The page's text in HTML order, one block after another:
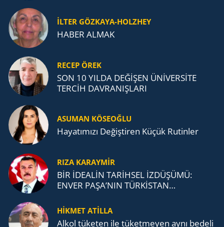
İLTER GÖZKAYA-HOLZHEY
HABER ALMAK
RECEP ÖREK
SON 10 YILDA DEĞİŞEN ÜNİVERSİTE
TERCİH DAVRANIŞLARI
ASUMAN KÖSEOĞLU
Ha­ya­tı­mı­zı De­ğiş­ti­ren Küçük Ru­tin­ler
RIZA KARAYMIR
BİR İDEALİN TARİHSEL İZDÜŞÜMÜ:
ENVER PAŞA’NIN TÜRKİSTAN
TEŞKİLATI’NA UZANAN MİRASI
HİKMET ATİLLA
Alkol tü­ke­ten ile tü­ket­me­yen aynı be­de­li